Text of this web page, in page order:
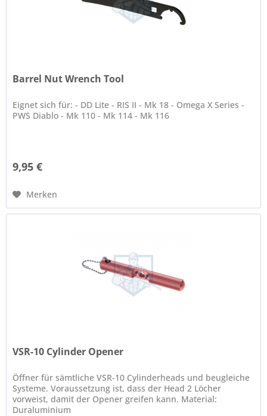
Barrel Nut Wrench Tool
Eignet sich für: - DD Lite - RIS II - Mk 18 - Omega X Series -
PWS Diablo - Mk 110 - Mk 114 - Mk 116
9,95 €
Merken
VSR-10 Cylinder Opener
Öffner für sämtliche VSR-10 Cylinderheads und beugleiche
Systeme. Voraussetzung ist, dass der Head 2 Löcher
vorweist, damit der Opener greifen kann. Material:
Duraluminium